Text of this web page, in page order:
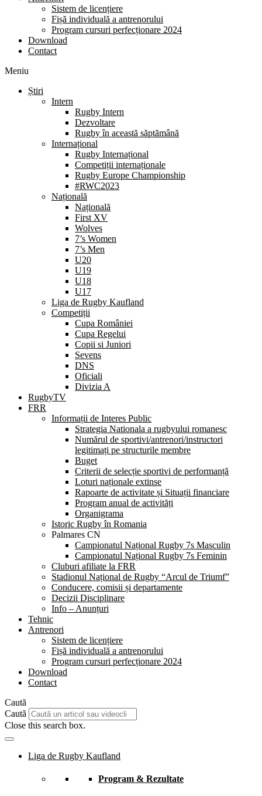
Sistem de licențiere
Fișă individuală a antrenorului
Program cursuri perfecționare 2024
Download
Contact
Meniu
Știri
Intern
Rugby Intern
Dezvoltare
Rugby în această săptămână
Internațional
Rugby Internațional
Competiții internaționale
Rugby Europe Championship
#RWC2023
Națională
Națională
First XV
Wolves
7’s Women
7’s Men
U20
U19
U18
U17
Liga de Rugby Kaufland
Competiții
Cupa României
Cupa Regelui
Copii si Juniori
Sevens
DNS
Oficiali
Divizia A
RugbyTV
FRR
Informații de Interes Public
Strategia Nationala a rugbyului romanesc
Numărul de sportivi/antrenori/instructori
legitimați pe structurile membre
Buget
Criterii de selecție sportivi de performanță
Loturi naționale extinse
Rapoarte de activitate și Situații financiare
Program anual de activități
Organigrama
Istoric Rugby în Romania
Palmares CN
Campionatul Național Rugby 7s Masculin
Campionatul Național Rugby 7s Feminin
Cluburi afiliate la FRR
Stadionul Național de Rugby “Arcul de Triumf”
Conducere, comisii și departamente
Decizii Disciplinare
Info – Anunțuri
Tehnic
Antrenori
Sistem de licențiere
Fișă individuală a antrenorului
Program cursuri perfecționare 2024
Download
Contact
Caută
Caută
Close this search box.
Liga de Rugby Kaufland
Program & Rezultate